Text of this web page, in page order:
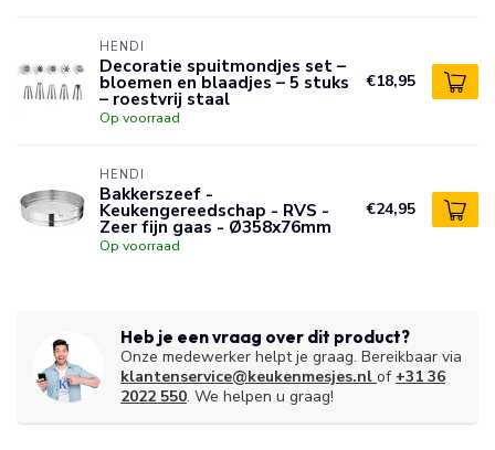
HENDI
Decoratie spuitmondjes set –
bloemen en blaadjes – 5 stuks
– roestvrij staal
Op voorraad
€18,95
HENDI
Bakkerszeef -
Keukengereedschap - RVS -
Zeer fijn gaas - Ø358x76mm
Op voorraad
€24,95
Heb je een vraag over dit product?
Onze medewerker helpt je graag. Bereikbaar via
klantenservice@keukenmesjes.nl of +31 36
2022 550. We helpen u graag!